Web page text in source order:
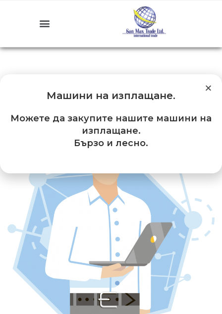
Машини на изплащане.
Можете да закупите нашите машини на
изплащане.
Бързо и лесно.